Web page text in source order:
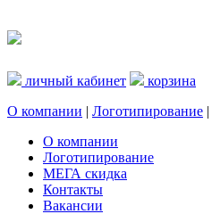
личный кабинет
корзина
О компании | Логотипирование |
О компании
Логотипирование
МЕГА скидка
Контакты
Вакансии